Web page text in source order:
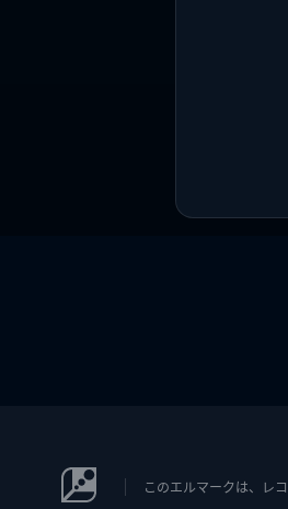
このエルマークは、レ